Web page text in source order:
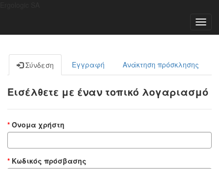
Σύνδεση Εγγραφή Ανάκτηση πρόσκλησης
Εισέλθετε με έναν τοπικό λογαριασμό
Όνομα χρήστη
Κωδικός πρόσβασης